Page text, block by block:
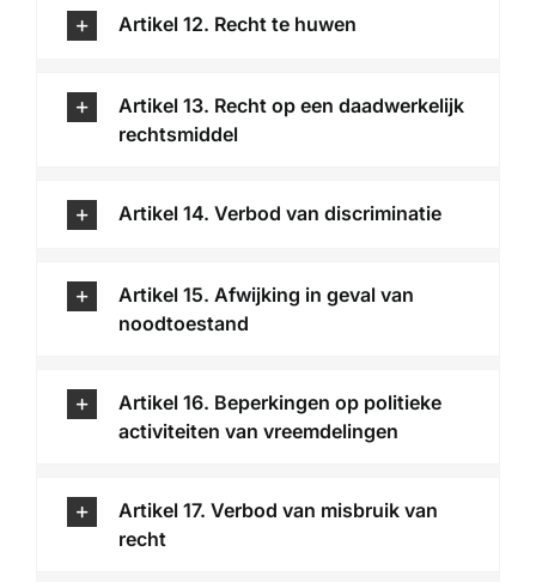
Artikel 12. Recht te huwen
Artikel 13. Recht op een daadwerkelijk
rechtsmiddel
Artikel 14. Verbod van discriminatie
Artikel 15. Afwijking in geval van
noodtoestand
Artikel 16. Beperkingen op politieke
activiteiten van vreemdelingen
Artikel 17. Verbod van misbruik van
recht